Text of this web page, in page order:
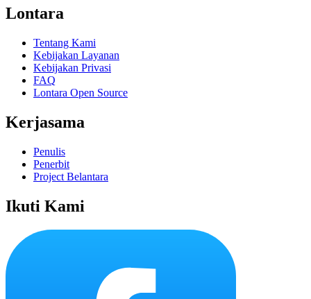
Lontara
Tentang Kami
Kebijakan Layanan
Kebijakan Privasi
FAQ
Lontara Open Source
Kerjasama
Penulis
Penerbit
Project Belantara
Ikuti Kami